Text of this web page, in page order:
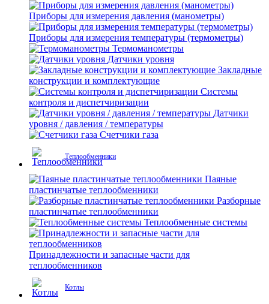
Приборы для измерения давления (манометры)
Приборы для измерения температуры (термометры)
Термоманометры
Датчики уровня
Закладные
конструкции и комплектующие
Системы
контроля и диспетчиризации
Датчики
уровня / давления / температуры
Счетчики газа
Теплообменники
Паяные
пластинчатые теплообменники
Разборные
пластинчатые теплообменники
Теплообменные системы
Принадлежности и запасные части для
теплообменников
Котлы